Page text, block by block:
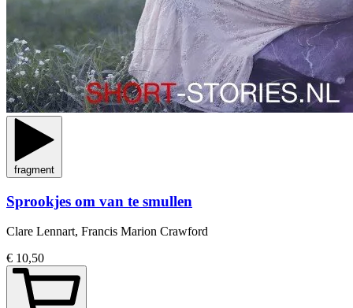
fragment
Sprookjes om van te smullen
Clare Lennart, Francis Marion Crawford
€ 10,50